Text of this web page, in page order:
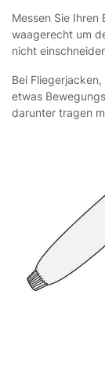
Messen Sie
waagerecht um
nicht
Bei
etwas
darunter tragen